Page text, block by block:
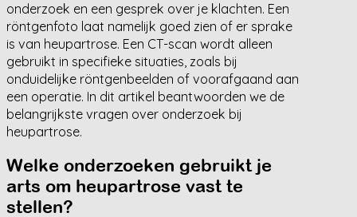
onderzoek en een gesprek over je klachten. Een
röntgenfoto laat namelijk goed zien of er sprake
is van heupartrose. Een CT-scan wordt alleen
gebruikt in specifieke situaties, zoals bij
onduidelijke röntgenbeelden of voorafgaand aan
een operatie. In dit artikel beantwoorden we de
belangrijkste vragen over onderzoek bij
heupartrose.
Welke onderzoeken gebruikt je
arts om heupartrose vast te
stellen?